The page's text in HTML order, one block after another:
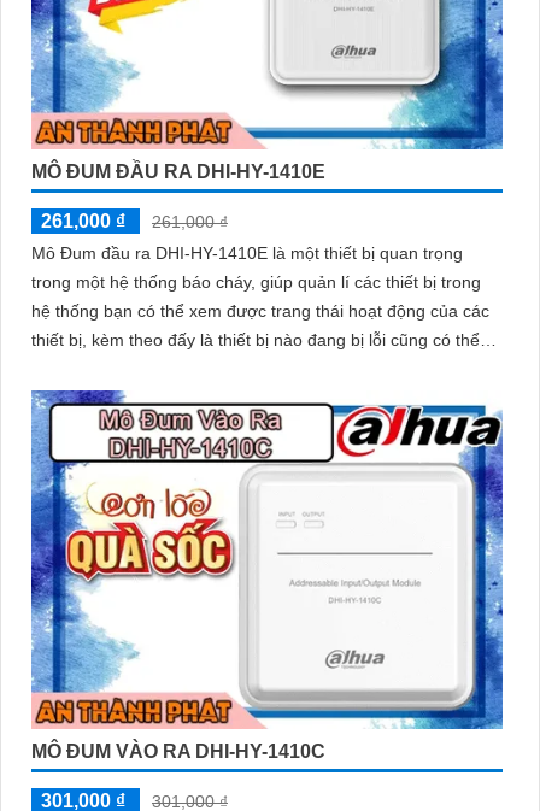
MÔ ĐUM ĐẦU RA DHI-HY-1410E
261,000 ₫
261,000 ₫
Mô Đum đầu ra DHI-HY-1410E là một thiết bị quan trọng
trong một hệ thống báo cháy, giúp quản lí các thiết bị trong
hệ thống bạn có thể xem được trang thái hoạt động của các
thiết bị, kèm theo đấy là thiết bị nào đang bị lỗi cũng có thể
MÔ ĐUM VÀO RA DHI-HY-1410C
301,000 ₫
301,000 ₫